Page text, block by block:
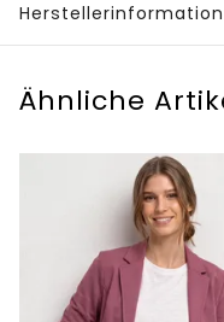
Herstellerinformation
Ähnliche